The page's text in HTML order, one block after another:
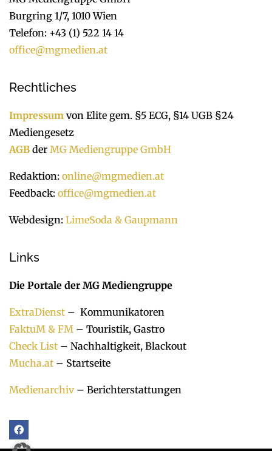
Burgring 1/7, 1010 Wien
Telefon: +43 (1) 522 14 14
office@mgmedien.at
Rechtliches
Impressum von Elite gem. §5 ECG, §14 UGB §24
Mediengesetz
AGB der MG Mediengruppe GmbH
Redaktion: online@mgmedien.at
Feedback: office@mgmedien.at
Webdesign: LimeSoda & Gaupmann
Links
Die Portale der MG Mediengruppe
ExtraDienst – Kommunikatoren
FaktuM & FM – Touristik, Gastro
Check List – Nachhaltigkeit, Blackout
Mucha.at – Startseite
Medienarchiv– Berichterstattungen